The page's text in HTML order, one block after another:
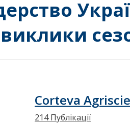
Corteva
214 Публікації